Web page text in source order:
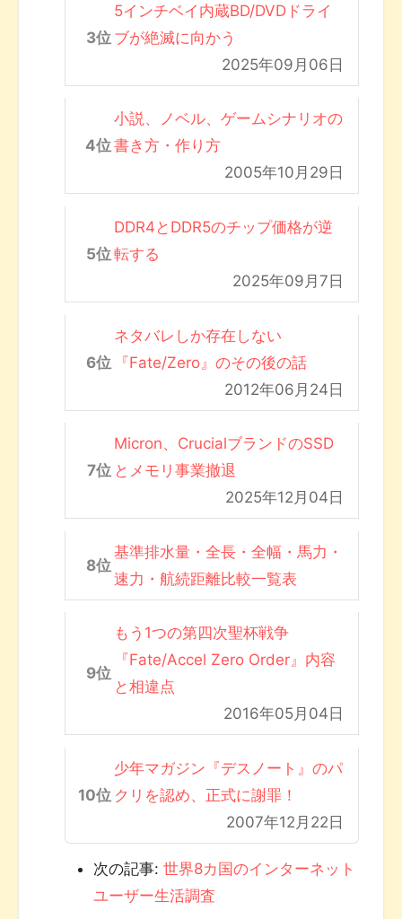
5インチベイ内蔵BD/DVDドライ
ブが絶滅に向かう
2025年09月06日
小説、ノベル、ゲームシナリオの
書き方・作り方
2005年10月29日
DDR4とDDR5のチップ価格が逆
転する
2025年09月7日
ネタバレしか存在しない
『Fate/Zero』のその後の話
2012年06月24日
Micron、CrucialブランドのSSD
とメモリ事業撤退
2025年12月04日
基準排水量・全長・全幅・馬力・
速力・航続距離比較一覧表
もう1つの第四次聖杯戦争
『Fate/Accel Zero Order』内容
と相違点
2016年05月04日
少年マガジン『デスノート』のパ
クリを認め、正式に謝罪！
2007年12月22日
次の記事: 世界8カ国のインターネット
ユーザー生活調査